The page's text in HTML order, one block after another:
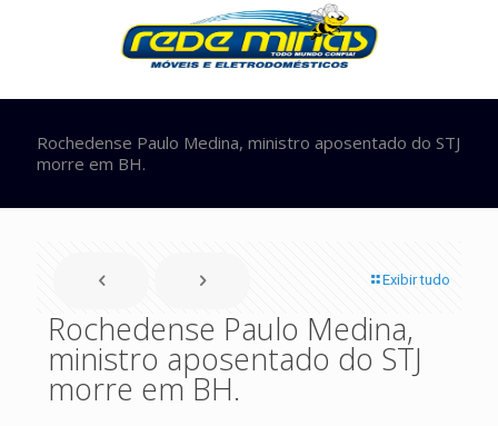
Rochedense Paulo Medina, ministro aposentado do STJ
morre em BH.
Exibir tudo
Rochedense Paulo Medina,
ministro aposentado do STJ
morre em BH.